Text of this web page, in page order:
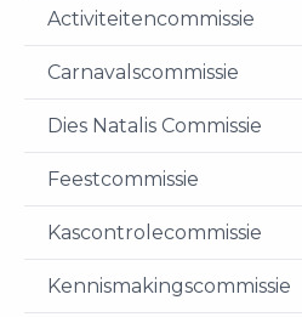
Activiteitencommissie
Carnavalscommissie
Dies Natalis Commissie
Feestcommissie
Kascontrolecommissie
Kennismakingscommissie